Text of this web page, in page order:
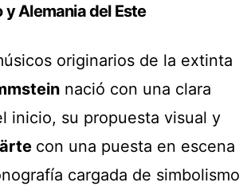
y Alemania del Este
originarios de la extinta
nació con una clara
inicio, su propuesta visual y
con una puesta en escena
cargada de simbolismo